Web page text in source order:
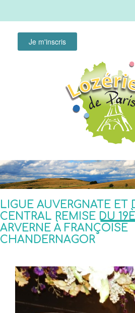
Je m'inscris
LIGUE AUVERGNATE ET
CENTRAL REMISE DU
ARVERNE À FRANÇOISE
CHANDERNAGOR